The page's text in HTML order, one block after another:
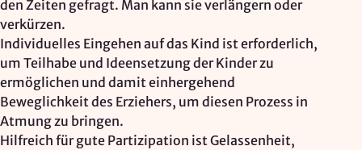
den Zeiten gefragt. Man kann sie verlängern oder
verkürzen.
Individuelles Eingehen auf das Kind ist erforderlich,
um Teilhabe und Ideensetzung der Kinder zu
ermöglichen und damit einhergehend
Beweglichkeit des Erziehers, um diesen Prozess in
Atmung zu bringen.
Hilfreich für gute Partizipation ist Gelassenheit,